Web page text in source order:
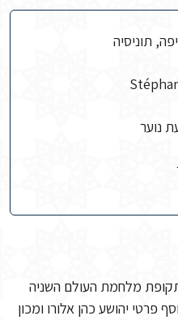
תוניסיה
נוער
מלחמת העולם השניה
אוסף פרטי יהושע כהן אלורו ומכון